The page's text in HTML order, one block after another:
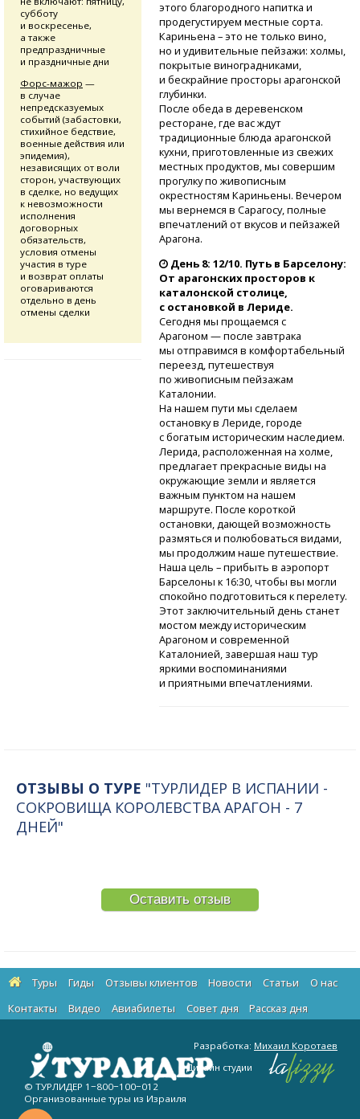
этого благородного напитка и
продегустируем местные сорта.
Кариньена – это не только вино,
но и удивительные пейзажи: холмы,
покрытые виноградниками,
и бескрайние просторы арагонской
глубинки.
После обеда в деревенском
ресторане, где вас ждут
традиционные блюда арагонской
кухни, приготовленные из свежих
местных продуктов, мы совершим
прогулку по живописным
окрестностям Кариньены. Вечером
мы вернемся в Сарагосу, полные
впечатлений от вкусов и пейзажей
Арагона.
День 8: 12/10. Путь в Барселону:
От арагонских просторов к
каталонской столице,
с остановкой в Лериде.
Сегодня мы прощаемся с
Арагоном — после завтрака
мы отправимся в комфортабельный
переезд, путешествуя
по живописным пейзажам
Каталонии.
На нашем пути мы сделаем
остановку в Лериде, городе
с богатым историческим наследием.
Лерида, расположенная на холме,
предлагает прекрасные виды на
окружающие земли и является
важным пунктом на нашем
маршруте. После короткой
остановки, дающей возможность
размяться и полюбоваться видами,
мы продолжим наше путешествие.
Наша цель – прибыть в аэропорт
Барселоны к 16:30, чтобы вы могли
спокойно подготовиться к перелету.
Этот заключительный день станет
мостом между историческим
Арагоном и современной
Каталонией, завершая наш тур
яркими воспоминаниями
и приятными впечатлениями.
субботу
и воскресенье,
а также
предпраздничные
и праздничные дни
Форс-мажор —
в случае
непредсказуемых
событий (забастовки,
стихийное бедствие,
военные действия или
эпидемия),
независящих от воли
сторон, участвующих
в сделке, но ведущих
к невозможности
исполнения
договорных
обязательств,
условия отмены
участия в туре
и возврат оплаты
оговариваются
отдельно в день
отмены сделки
ОТЗЫВЫ О ТУРЕ "ТУРЛИДЕР В ИСПАНИИ -
СОКРОВИЩА КОРОЛЕВСТВА АРАГОН - 7
ДНЕЙ"
Оставить отзыв
Туры Гиды Отзывы клиентов Новости Статьи
О нас
Контакты
Видео Авиабилеты Cовет дня Рассказ дня
© ТУРЛИДЕР 1−800−100−012
Организованные туры из Израиля
Разработка: Михаил Коротаев
Дизайн студии